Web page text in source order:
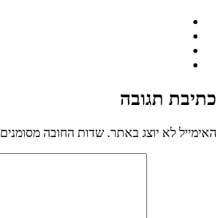
כתיבת תגובה
האימייל לא יוצג באתר. שדות החובה מסומנים